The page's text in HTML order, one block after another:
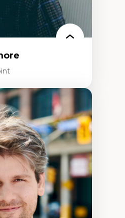
technologies
auditoires médiatiques
des auditoires
numériques à
massives et l’IA
et qualitative sur
techniques de recherche
de la personne
d’Hannah Arendt
à l’ère numérique
et normes